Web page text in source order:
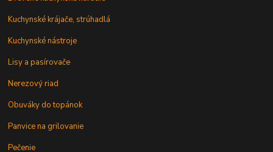
Kuchynské krájače, strúhadlá
Kuchynské nástroje
Lisy a pasírovače
Nerezový riad
Obuváky do topánok
Panvice na grilovanie
Pečenie